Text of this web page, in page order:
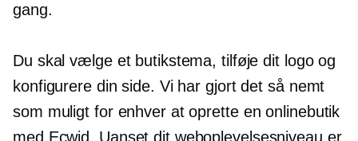
gang.
Du skal vælge et butikstema, tilføje dit logo og
konfigurere din side. Vi har gjort det så nemt
som muligt for enhver at oprette en onlinebutik
med Ecwid. Uanset dit weboplevelsesniveau er